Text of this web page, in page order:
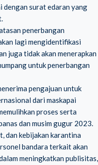
dengan surat edaran yang
penerbangan
lagi mengidentifikasi
juga tidak akan menerapkan
untuk penerbangan
pengajuan untuk
dari maskapai
proses serta
dan musim gugur 2023.
dan kebijakan karantina
bandara terkait akan
meningkatkan publisitas,